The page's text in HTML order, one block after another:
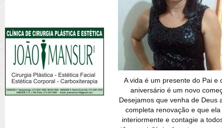
A vida é um presente do Pai e
aniversário é um novo
Desejamos que venha de Deus
completa renovação e que ela
interiormente e contagie a